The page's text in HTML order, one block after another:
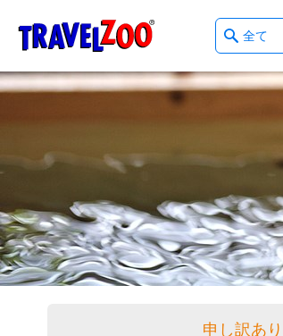
Travelzoo
What
type
deals?
申し訳あ